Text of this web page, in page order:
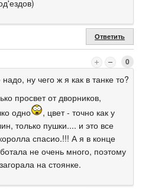
Ответить
0
ну чего ж я как в танке то?
просвет от дворников,
одно
, цвет - точно как у
только пушки.... и это все
спасио.!!! А я в конце
не очень много, поэтому
на стоянке.